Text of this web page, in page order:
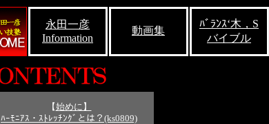
永田一彦
Information
動画集
ﾊﾞﾗﾝｽ‘木，S
バイブル
【始めに】
ﾊｰﾓﾆｱｽ・ｽﾄﾚｯﾁﾝｸﾞとは？(ks0809)